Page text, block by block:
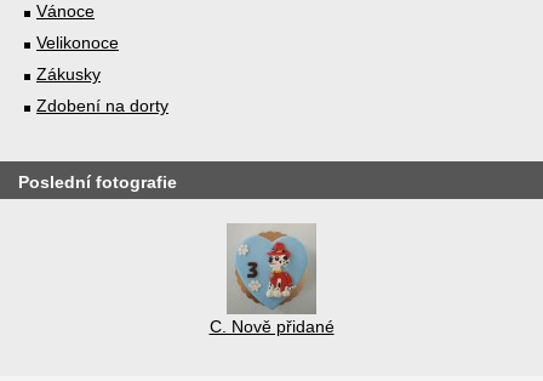
Vánoce
Velikonoce
Zákusky
Zdobení na dorty
Poslední fotografie
C. Nově přidané